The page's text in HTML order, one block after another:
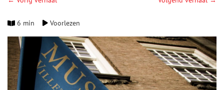
6 min Voorlezen